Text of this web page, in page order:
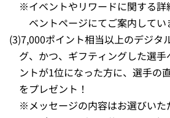
※イベントやリワードに関する
ベントページにてご案内してい
(3)7,000ポイント相当以上のデジタ
グ、かつ、ギフティングした選
ントが1位になった方に、選手の
をプレゼント！
※メッセージの内容はお選びいた